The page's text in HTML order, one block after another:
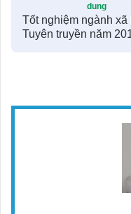
dung
Tốt nghiệm ngành
Tuyên truyền năm